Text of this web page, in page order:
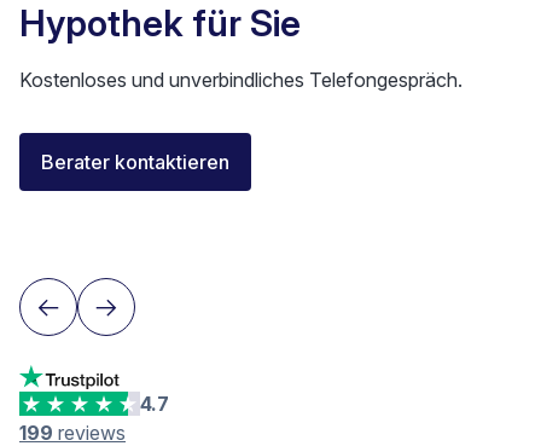
Hypothek für Sie
Kostenloses und unverbindliches Telefongespräch.
Berater kontaktieren
Florent Buser
Area Sales Director Romandie
4.7
199 reviews